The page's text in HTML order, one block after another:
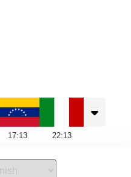
17:13 22:13